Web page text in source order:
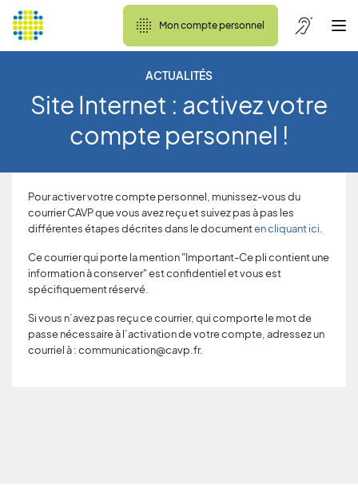
Mon compte personnel
ACTUALITÉS
Site Internet : activez votre
compte personnel !
Pour activer votre compte personnel, munissez-vous du
courrier CAVP que vous avez reçu et suivez pas à pas les
différentes étapes décrites dans le documenten cliquant ici
Ce courrier qui porte la mention "Important-Ce pli contient une
information à conserver" est confidentiel et vous est
spécifiquement réservé.
Si vous n’avez pas reçu ce courrier, qui comporte le mot de
passe nécessaire à l’activation de votre compte, adressez un
courriel à : communication@cavp.fr.